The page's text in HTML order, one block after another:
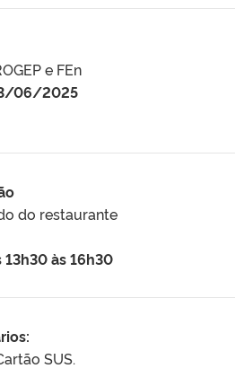
e FEn
06/2025
do restaurante
13h30 às 16h30
SUS.